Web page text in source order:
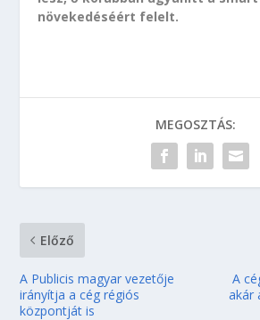
növekedéséért felelt.
MEGOSZTÁS:
Előző
A Publicis magyar vezetője
irányítja a cég régiós
központját is
A
akár